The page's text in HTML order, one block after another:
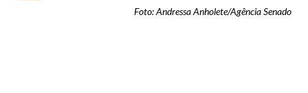
Foto: Andressa Anholete/Agência Senado